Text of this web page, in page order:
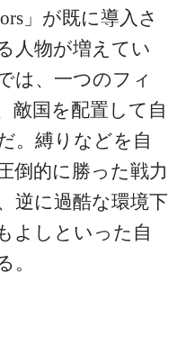
」が既に導入さ
人物が増えてい
は、一つのフィ
敵国を配置して自
。縛りなどを自
倒的に勝った戦力
逆に過酷な環境下
よしといった自
。